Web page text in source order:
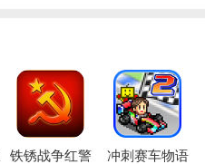
铁锈战争红警
冲刺赛车物语